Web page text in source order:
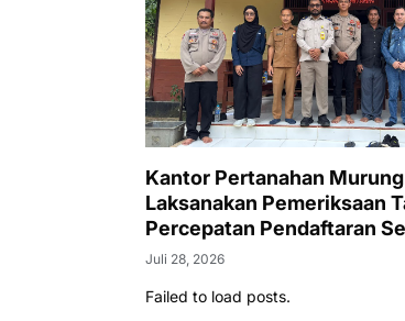
Kantor Pertanahan
Laksanakan Pemeriksaan
Percepatan Pendaftaran
Pertama Kali
Juli 28, 2026
Failed to load posts.